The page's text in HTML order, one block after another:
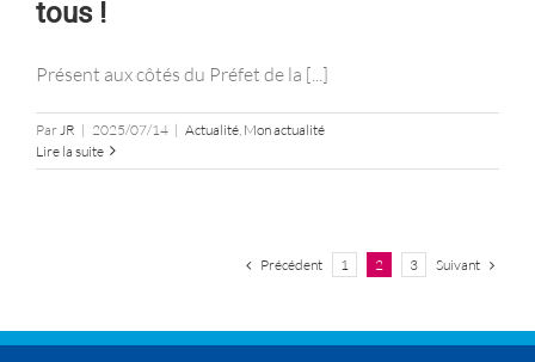
tous !
Présent aux côtés du Préfet de la [...]
Par JR | 2025/07/14 | Actualité Mon actualité
Lire la suite
Précédent 1 2 3 Suivant